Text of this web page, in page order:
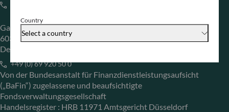
Country
Select a country
Gallusanlage 8
60329 Frankfurt am Main
Deutschland
+49 (0) 69 920 50 0
Von der Bundesanstalt für Finanzdienstleistungsaufsicht
(„BaFin“) zugelassene und beaufsichtigte
Fondsverwaltungsgesellschaft
Handelsregister : HRB 11971 Amtsgericht Düsseldorf